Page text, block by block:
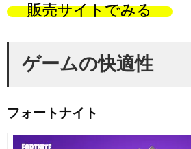
販売サイトでみる
ゲームの快適性
フォートナイト